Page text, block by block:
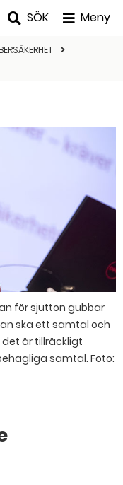
SÖK Meny
för sjutton gubbar
ska ett samtal och
är tillräckligt
samtal. Foto: